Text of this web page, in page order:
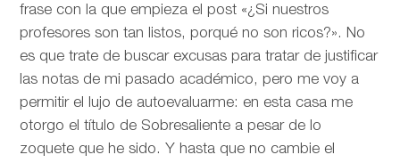
frase con la que empieza el post «¿Si nuestros
profesores son tan listos, porqué no son ricos?». No
es que trate de buscar excusas para tratar de justificar
las notas de mi pasado académico, pero me voy a
permitir el lujo de autoevaluarme: en esta casa me
otorgo el título de Sobresaliente a pesar de lo
zoquete que he sido. Y hasta que no cambie el